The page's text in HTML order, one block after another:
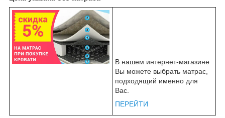
В нашем интернет-магазине
Вы можете выбрать матрас,
подходящий именно для
Вас.
ПЕРЕЙТИ